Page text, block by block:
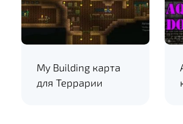
My Building карта
для Террарии